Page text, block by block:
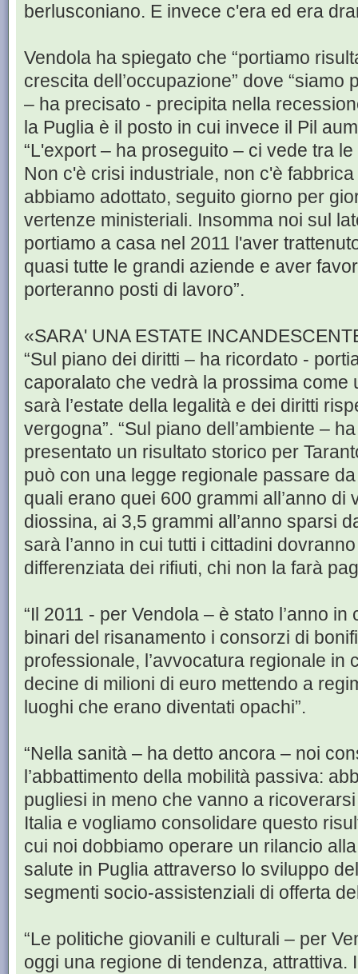
berlusconiano. E invece c'era ed era
Vendola ha spiegato che “portiamo
crescita dell’occupazione” dove “siamo
– ha precisato - precipita nella
la Puglia è il posto in cui invece il Pil
“L'export – ha proseguito – ci vede tra
Non c'è crisi industriale, non c'è
abbiamo adottato, seguito giorno per
vertenze ministeriali. Insomma noi sul
portiamo a casa nel 2011 l'aver
quasi tutte le grandi aziende e aver
porteranno posti di lavoro”.
«SARA' UNA ESTATE
“Sul piano dei diritti – ha ricordato -
caporalato che vedrà la prossima come
sarà l’estate della legalità e dei diritti
vergogna”. “Sul piano dell’ambiente –
presentato un risultato storico per
può con una legge regionale passare
quali erano quei 600 grammi all’anno di
diossina, ai 3,5 grammi all’anno sparsi
sarà l’anno in cui tutti i cittadini
differenziata dei rifiuti, chi non la farà
“Il 2011 - per Vendola – è stato l’anno
binari del risanamento i consorzi di
professionale, l’avvocatura regionale in
decine di milioni di euro mettendo a
luoghi che erano diventati opachi”.
“Nella sanità – ha detto ancora – noi
l’abbattimento della mobilità passiva:
pugliesi in meno che vanno a
Italia e vogliamo consolidare questo
cui noi dobbiamo operare un rilancio
salute in Puglia attraverso lo sviluppo
segmenti socio-assistenziali di offerta
“Le politiche giovanili e culturali – per
oggi una regione di tendenza, attrattiva.